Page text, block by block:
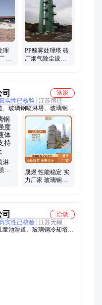
璃钢填料托架、玻璃钢警
、玻璃钢警示牌、玻璃钢
环氧管、模压电缆桥架、仪
理
玻
PP酸雾处理塔 砖
厂烟气除尘设备
洽谈
实性已核验 江苏宿迁
玻璃钢喷淋塔、玻璃钢生
淋
齐
晟煜 性能稳定 实
力厂家 玻璃钢废
洽谈
实性已核验 江苏无锡
池滑道、玻璃钢冷却塔、
旋滑道、喷泉水景、景区
景观赛鸽屋顶、景观市政
槽